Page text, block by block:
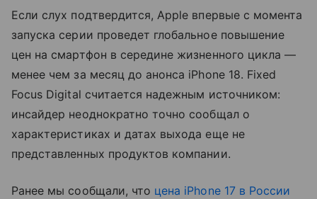
Если слух подтвердится, Apple впервые с момента
запуска серии проведет глобальное повышение
цен на смартфон в середине жизненного цикла —
менее чем за месяц до анонса iPhone 18. Fixed
Focus Digital считается надежным источником:
инсайдер неоднократно точно сообщал о
характеристиках и датах выхода еще не
представленных продуктов компании.
Ранее мы сообщали, что цена iPhone 17 в России